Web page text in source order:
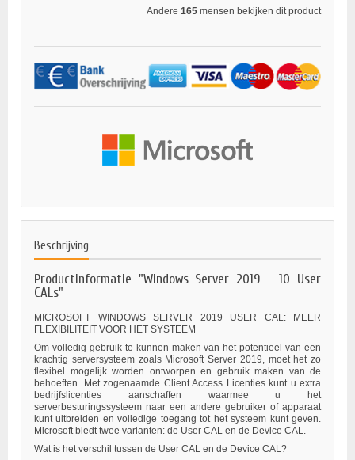
Andere 165 mensen bekijken dit product
Beschrijving
Productinformatie "Windows Server 2019 - 10 User
CALs"
MICROSOFT WINDOWS SERVER 2019 USER CAL: MEER
FLEXIBILITEIT VOOR HET SYSTEEM
Om volledig gebruik te kunnen maken van het potentieel van een
krachtig serversysteem zoals Microsoft Server 2019, moet het zo
flexibel mogelijk worden ontworpen en gebruik maken van de
behoeften. Met zogenaamde Client Access Licenties kunt u extra
bedrijfslicenties aanschaffen waarmee u het
serverbesturingssysteem naar een andere gebruiker of apparaat
kunt uitbreiden en volledige toegang tot het systeem kunt geven.
Microsoft biedt twee varianten: de User CAL en de Device CAL.
Wat is het verschil tussen de User CAL en de Device CAL?